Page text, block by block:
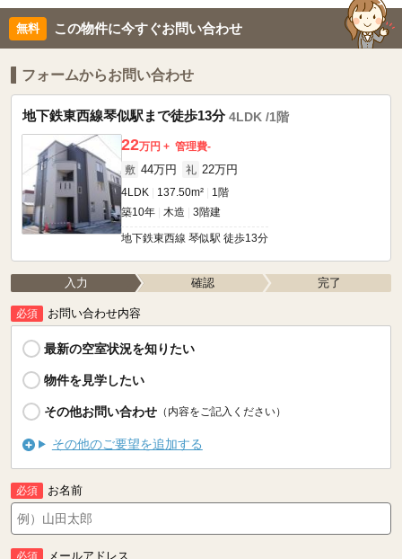
この物件に今すぐお問い合わせ
フォームからお問い合わせ
地下鉄東西線琴似駅まで徒歩13分4LDK /1階
22万円 管理費-
敷 44万円 礼 22万円
4LDK 137.50m²
1階
築10年
木造 3階建
地下鉄東西線 琴似駅 徒歩13分
入力 確認 完了
必須 お問い合わせ内容
最新の空室状況を知りたい
物件を見学したい
その他お問い合わせ （内容をご記入ください）
その他のご要望を追加する
必須 お名前
必須 メールアドレス